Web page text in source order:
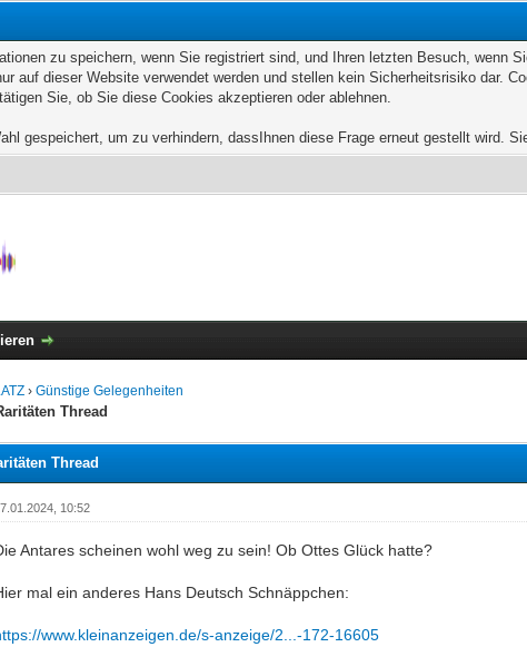
zu speichern, wenn Sie registriert sind, und Ihren letzten Besuch,
auf dieser Website verwendet werden und stellen kein Sicherheitsrisiko dar.
Sie, ob Sie diese Cookies akzeptieren oder ablehnen.
gespeichert, um zu verhindern, dassIhnen diese Frage erneut gestellt wird.
›Günstige Gelegenheiten
Thread
Thread
10:52
Antares scheinen wohl weg zu sein! Ob Ottes Glück hatte?
mal ein anderes Hans Deutsch Schnäppchen:
www.kleinanzeigen.de/s-anzeige/2...-172-16605